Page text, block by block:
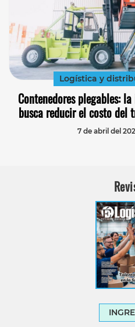
Logística y
Contenedores plegables:
busca reducir el costo del
7 de abril del